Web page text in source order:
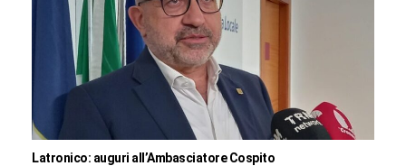
Latronico: auguri all’Ambasciatore Cospito